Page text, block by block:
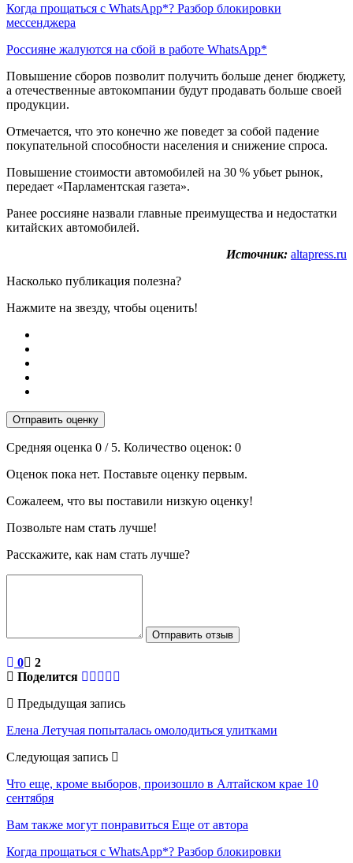
Когда прощаться с WhatsApp*? Разбор блокировки
мессенджера
Россияне жалуются на сбой в работе WhatsApp*
Повышение сборов позволит получить больше денег бюджету,
а отечественные автокомпании будут продавать больше своей
продукции.
Отмечается, что это конечно же поведет за собой падение
покупательной способности населения и снижение спроса.
Повышение стоимости автомобилей на 30 % убьет рынок,
передает «Парламентская газета».
Ранее россияне назвали главные преимущества и недостатки
китайских автомобилей.
Источник: altapress.ru
Насколько публикация полезна?
Нажмите на звезду, чтобы оценить!
Отправить оценку
Средняя оценка 0 / 5. Количество оценок: 0
Оценок пока нет. Поставьте оценку первым.
Сожалеем, что вы поставили низкую оценку!
Позвольте нам стать лучше!
Расскажите, как нам стать лучше?
Отправить отзыв
0
2
Поделится
Предыдущая запись
Елена Летучая попыталась омолодиться улитками
Следующая запись
Что еще, кроме выборов, произошло в Алтайском крае 10
сентября
Вам также могут понравиться Еще от автора
Когда прощаться с WhatsApp*? Разбор блокировки